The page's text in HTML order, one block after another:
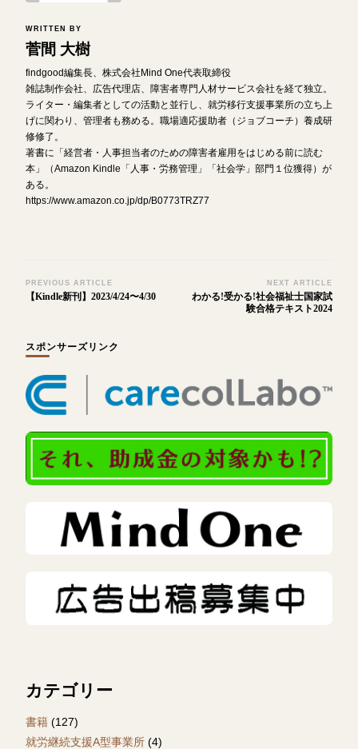
WRITTEN BY
菅間 大樹
findgood編集長、株式会社Mind One代表取締役
雑誌制作会社、広告代理店、障害者専門人材サービス会社を経て独立。
ライター・編集者としての活動と並行し、就労移行支援事業所の立ち上
げに関わり、管理者も務める。職場適応援助者（ジョブコーチ）養成研
修修了。
著書に「経営者・人事担当者のための障害者雇用をはじめる前に読む
本」（Amazon Kindle「人事・労務管理」「社会学」部門１位獲得）が
ある。
https://www.amazon.co.jp/dp/B0773TRZ77
Post
Navigation
PREVIOUS ARTICLE
【Kindle新刊】2023/4/24〜4/30
NEXT ARTICLE
わかる!受かる!社会福祉士国家試
験合格テキスト2024
スポンサーズリンク
カテゴリー
書籍 (127)
就労継続支援A型事業所 (4)